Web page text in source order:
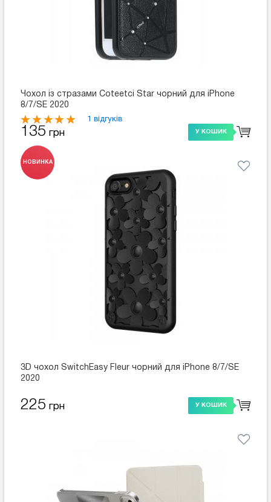
Чохол із стразами Coteetci Star чорний для iPhone
8/7/SE 2020
1 відгуків
135 грн У КОШИК
НОВИНКА
3D чохол SwitchEasy Fleur чорний для iPhone 8/7/SE
2020
225 грн У КОШИК